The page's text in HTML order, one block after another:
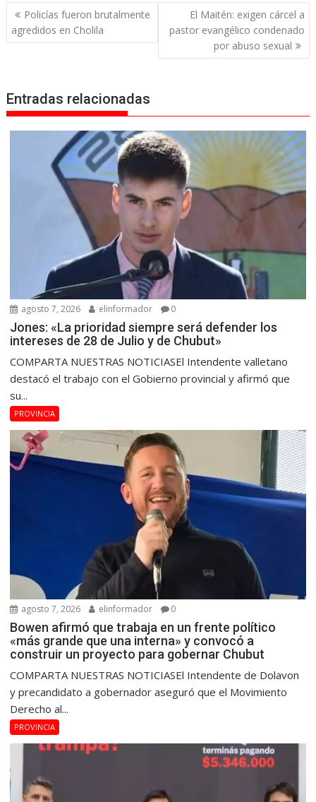
Navegación
de
entradas
Policías fueron brutalmente
agredidos en Cholila
El Maitén: exigen cárcel a
pastor evangélico condenado
por abuso sexual
Entradas relacionadas
agosto 7, 2026 elinformador 0
Jones: «La prioridad siempre será defender los
intereses de 28 de Julio y de Chubut»
COMPARTA NUESTRAS NOTICIASEl Intendente valletano
destacó el trabajo con el Gobierno provincial y afirmó que
su...
PROVINCIA
agosto 7, 2026 elinformador 0
Bowen afirmó que trabaja en un frente político
«más grande que una interna» y convocó a
construir un proyecto para gobernar Chubut
COMPARTA NUESTRAS NOTICIASEl Intendente de Dolavon
y precandidato a gobernador aseguró que el Movimiento
Derecho al...
PROVINCIA